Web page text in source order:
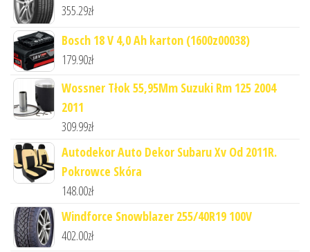
355.29zł
Bosch 18 V 4,0 Ah karton (1600z00038)
179.90zł
Wossner Tłok 55,95Mm Suzuki Rm 125 2004
2011
309.99zł
Autodekor Auto Dekor Subaru Xv Od 2011R.
Pokrowce Skóra
148.00zł
Windforce Snowblazer 255/40R19 100V
402.00zł